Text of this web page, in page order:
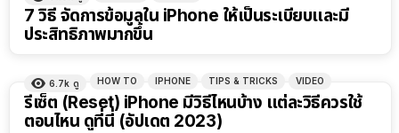
7 วิธี จัดการข้อมูลใน iPhone ให้เป็นระเบียบและมี
ประสิทธิภาพมากขึ้น
6.7k ดู HOW TO IPHONE TIPS & TRICKS VIDEO
รีเซ็ต (Reset) iPhone มีวิธีไหนบ้าง แต่ละวิธีควรใช้
ตอนไหน ดูที่นี่ (อัปเดต 2023)